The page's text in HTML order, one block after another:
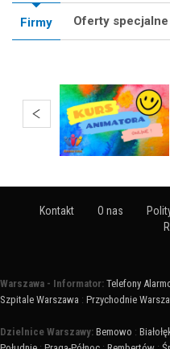
Firmy Oferty specjalne
Kontakt O nas
Warszawa - Informator: Telefony
Szpitale Warszawa : Przychodnie
Dzielnice Warszawy: Bemowo :